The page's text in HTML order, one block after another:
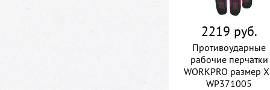
2219 руб.
Противоударные
рабочие перчатки
WORKPRO размер
WP371005